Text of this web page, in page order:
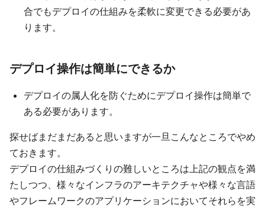
合でもデプロイの仕組みを柔軟に変更できる必要があ
ります。
デプロイ操作は簡単にできるか
デプロイの属人化を防ぐためにデプロイ操作は簡単で
ある必要があります。
探せばまだまだあると思いますが一旦こんなところでやめ
ておきます。
デプロイの仕組みづくりの難しいところは上記の観点を満
たしつつ、様々なインフラのアーキテクチャや様々な言語
やフレームワークのアプリケーションにおいてそれらを実